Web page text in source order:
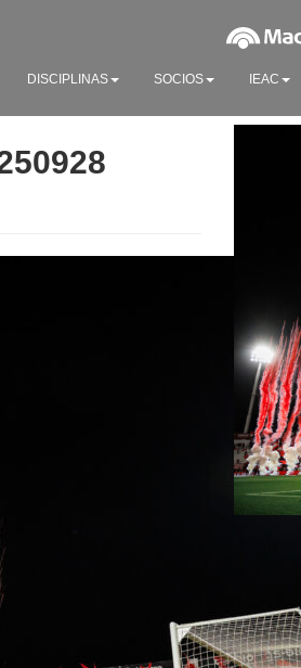
DISCIPLINAS SOCIOS IEAC